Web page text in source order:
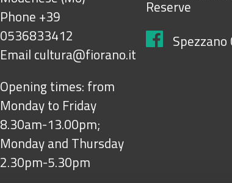
Phone +39
0536833412
Email cultura@fiorano.it
Opening times: from
Monday to Friday
8.30am-13.00pm;
Monday and Thursday
2.30pm-5.30pm
Reserve
Spezzano